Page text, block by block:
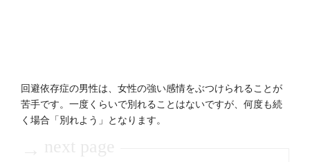
回避依存症の男性は、女性の強い感情をぶつけられることが
苦手です。一度くらいで別れることはないですが、何度も続
く場合「別れよう」となります。